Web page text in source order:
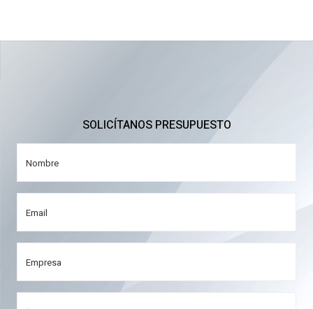
SOLICÍTANOS PRESUPUESTO